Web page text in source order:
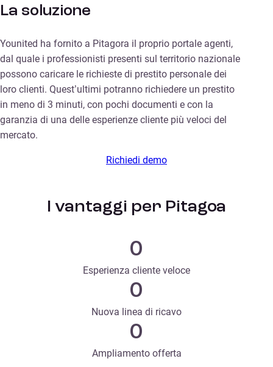
La soluzione
Younited ha fornito a Pitagora il proprio portale agenti,
dal quale i professionisti presenti sul territorio nazionale
possono caricare le richieste di prestito personale dei
loro clienti. Quest’ultimi potranno richiedere un prestito
in meno di 3 minuti, con pochi documenti e con la
garanzia di una delle esperienze cliente più veloci del
mercato.
Richiedi demo
I vantaggi per Pitagoa
0
Esperienza cliente veloce
0
Nuova linea di ricavo
0
Ampliamento offerta